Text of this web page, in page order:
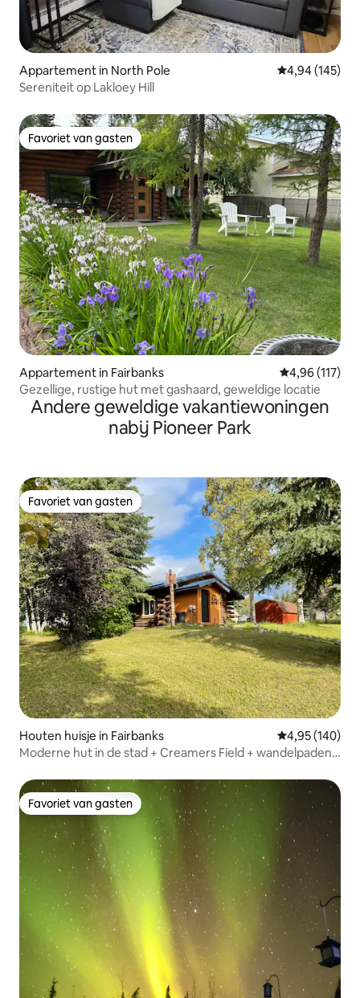
Appartement in North Pole Gemiddelde
4,94 (145)
Sereniteit op Lakloey Hill
Favoriet van gasten
Favoriet van gasten
Appartement in Fairbanks Gemiddelde
4,96 (117)
Gezellige, rustige hut met gashaard, geweldige locatie
Andere geweldige vakantiewoningen
nabij Pioneer Park
Favoriet van gasten
Favoriet van gasten
Houten huisje in Fairbanks Gemiddelde
4,95 (140)
Moderne hut in de stad + Creamers Field + wandelpaden
Favoriet van gasten
Favoriet van gasten